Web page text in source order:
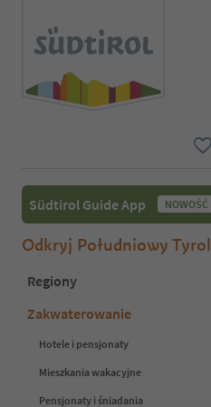
Südtirol Guide App NOWOŚĆ
Odkryj Południowy Tyrol
Regiony
Zakwaterowanie
Hotele i pensjonaty
Mieszkania wakacyjne
Pensjonaty i śniadania